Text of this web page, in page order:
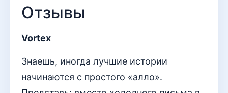
Отзывы
Vortex
Знаешь, иногда лучшие истории
начинаются с простого «алло».